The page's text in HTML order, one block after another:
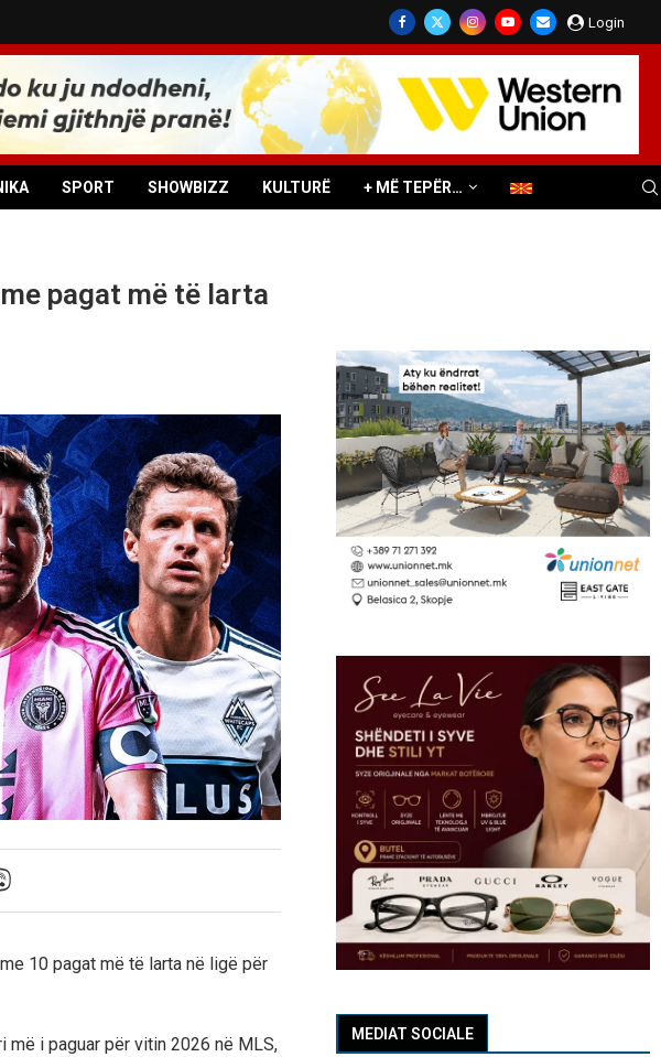
Login
SPORT SHOWBIZZ KULTURË + MË TEPËR…
pagat më të larta
10 pagat më të larta në ligë për
i paguar për vitin 2026 në MLS,
MEDIAT SOCIALE